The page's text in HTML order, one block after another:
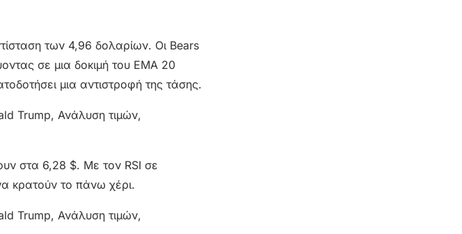
των 4,96 δολαρίων. Οι Bears
σε μια δοκιμή του EMA 20
μια αντιστροφή της τάσης.
στα 6,28 $. Με τον RSI σε
κρατούν το πάνω χέρι.